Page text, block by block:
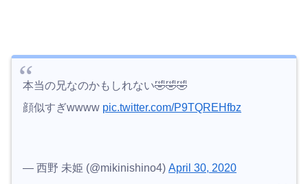
本当の兄なのかもしれない🤣🤣🤣
顔似すぎwwww pic.twitter.com/P9TQREHfbz
— 西野 未姫 (@mikinishino4) April 30, 2020